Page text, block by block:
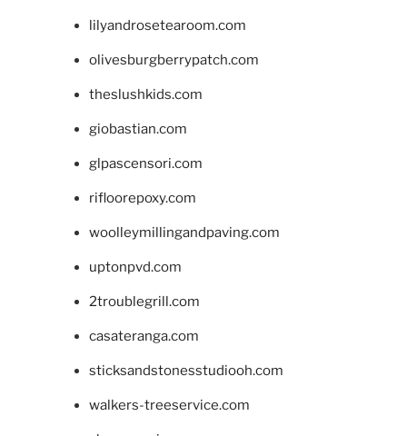
lilyandrosetearoom.com
olivesburgberrypatch.com
theslushkids.com
giobastian.com
glpascensori.com
rifloorepoxy.com
woolleymillingandpaving.com
uptonpvd.com
2troublegrill.com
casateranga.com
sticksandstonesstudiooh.com
walkers-treeservice.com